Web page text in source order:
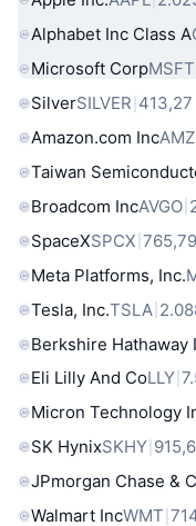
Alphabet Inc Class A
Microsoft CorpMSFT
SilverSILVER 413,27
Amazon.com Inc
Taiwan
Broadcom IncAVGO
SpaceXSPCX
Meta Platforms, Inc.
Tesla, Inc.TSLA
Berkshire Hathaway
Eli Lilly And CoLLY
Micron Technology
SK HynixSKHY
JPmorgan Chase &
Walmart IncWMT